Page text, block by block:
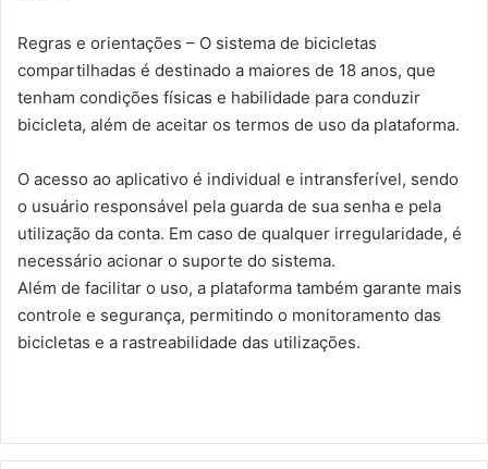
Regras e orientações – O sistema de bicicletas
compartilhadas é destinado a maiores de 18 anos, que
tenham condições físicas e habilidade para conduzir
bicicleta, além de aceitar os termos de uso da plataforma.
O acesso ao aplicativo é individual e intransferível, sendo
o usuário responsável pela guarda de sua senha e pela
utilização da conta. Em caso de qualquer irregularidade, é
necessário acionar o suporte do sistema.
Além de facilitar o uso, a plataforma também garante mais
controle e segurança, permitindo o monitoramento das
bicicletas e a rastreabilidade das utilizações.